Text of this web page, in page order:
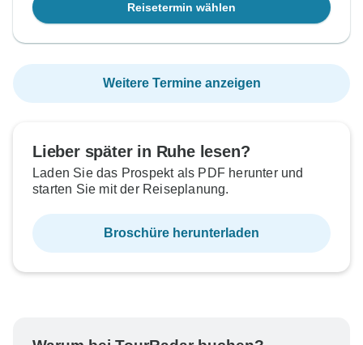
Reisetermin wählen
Weitere Termine anzeigen
Lieber später in Ruhe lesen?
Laden Sie das Prospekt als PDF herunter und
starten Sie mit der Reiseplanung.
Broschüre herunterladen